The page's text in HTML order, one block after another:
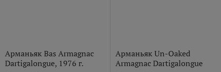
Арманьяк Bas Armagnac
Dartigalongue, 1976 г.
Арманьяк Un-Oaked
Armagnac Dartigalongue